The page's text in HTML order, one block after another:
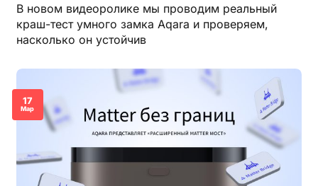
В новом видеоролике мы проводим реальный
краш-тест умного замка Aqara и проверяем,
насколько он устойчив
17
Мар